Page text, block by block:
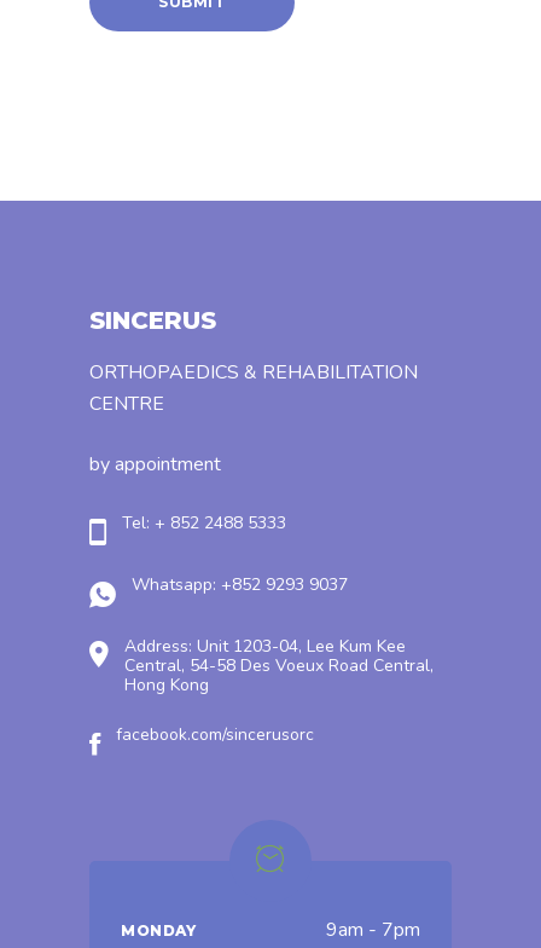
SINCERUS
ORTHOPAEDICS & REHABILITATION
CENTRE
by appointment
Tel: + 852 2488 5333
Whatsapp: +852 9293 9037
Address: Unit 1203-04, Lee Kum Kee
Central, 54-58 Des Voeux Road Central,
Hong Kong
facebook.com/sincerusorc
MONDAY 9am - 7pm